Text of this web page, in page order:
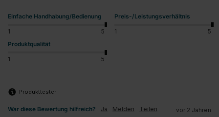
Einfache Handhabung/Bedienung
1 5
Preis-/Leistungsverhältnis
1
5
Produktqualität
1 5
Produkttester
War diese Bewertung hilfreich? Ja Melden Teilen vor 2 Jahren